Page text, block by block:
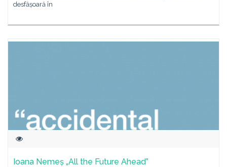
desfășoară în
Ioana Nemeș „All the Future Ahead”